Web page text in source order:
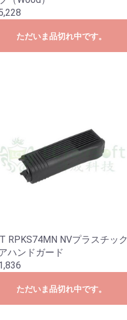
ただいま品切れ中です。
RPKS74MN NVプラスチック
ハンドガード
ただいま品切れ中です。